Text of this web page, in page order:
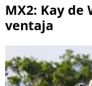
MX2: Kay de
ventaja